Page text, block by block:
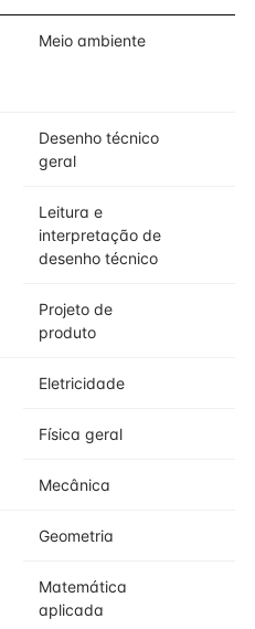
Meio ambiente
Desenho técnico
geral
Leitura e
interpretação de
desenho técnico
Projeto de
produto
Eletricidade
Física geral
Mecânica
Geometria
Matemática
aplicada